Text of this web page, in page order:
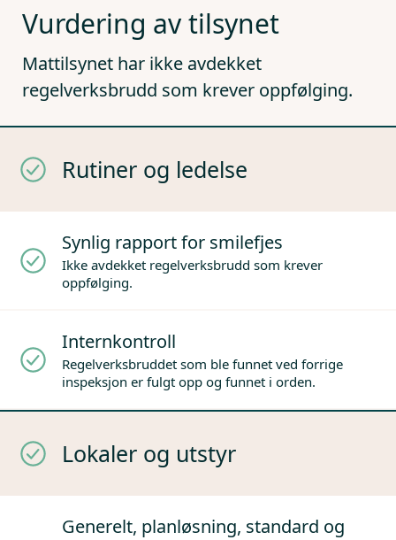
Vurdering av tilsynet
Mattilsynet har ikke avdekket
regelverksbrudd som krever oppfølging.
Rutiner og ledelse
Synlig rapport for smilefjes
Ikke avdekket regelverksbrudd som krever
oppfølging.
Internkontroll
Regelverksbruddet som ble funnet ved forrige
inspeksjon er fulgt opp og funnet i orden.
Lokaler og utstyr
Generelt, planløsning, standard og